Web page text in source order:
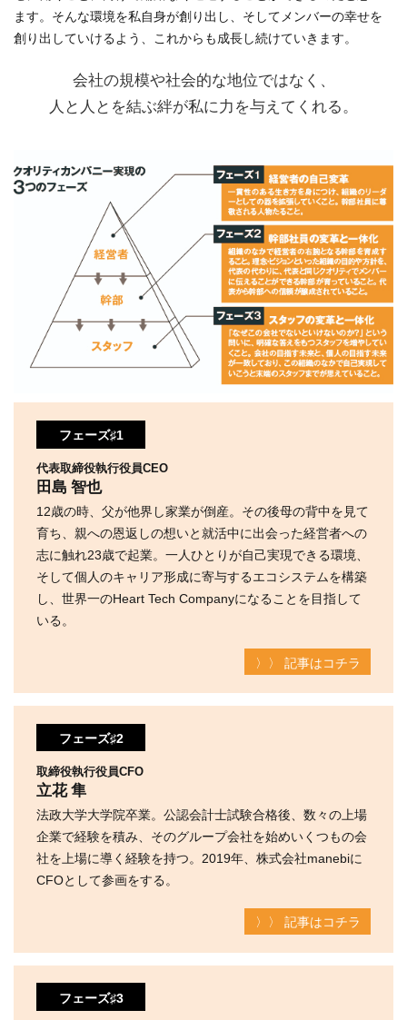
ます。そんな環境を私自身が創り出し、そしてメンバーの幸せを
創り出していけるよう、これからも成長し続けていきます。
会社の規模や社会的な地位ではなく、
人と人とを結ぶ絆が私に力を与えてくれる。
フェーズ♯1
代表取締役執行役員CEO
田島 智也
12歳の時、父が他界し家業が倒産。その後母の背中を見て
育ち、親への恩返しの想いと就活中に出会った経営者への
志に触れ23歳で起業。一人ひとりが自己実現できる環境、
そして個人のキャリア形成に寄与するエコシステムを構築
し、世界一のHeart Tech Companyになることを目指して
いる。
〉〉 記事はコチラ
フェーズ♯2
取締役執行役員CFO
立花 隼
法政大学大学院卒業。公認会計士試験合格後、数々の上場
企業で経験を積み、そのグループ会社を始めいくつもの会
社を上場に導く経験を持つ。2019年、株式会社manebiに
CFOとして参画をする。
〉〉 記事はコチラ
フェーズ♯3